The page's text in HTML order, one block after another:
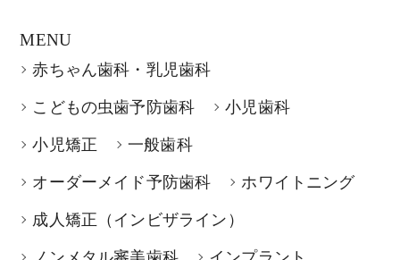
MENU
赤ちゃん歯科・乳児歯科
こどもの虫歯予防歯科 小児歯科
小児矯正 一般歯科
オーダーメイド予防歯科 ホワイトニング
成人矯正（インビザライン）